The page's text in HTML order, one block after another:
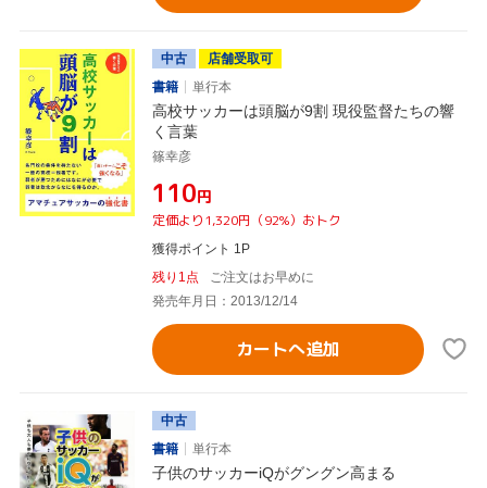
中古
店舗受取可
書籍
単行本
高校サッカーは頭脳が9割 現役監督たちの響
く言葉
篠幸彦
¥110円
定価より1,320円（92%）おトク
獲得ポイント 1P
残り1点
ご注文はお早めに
発売年月日：2013/12/14
カートへ追加
中古
書籍
単行本
子供のサッカーiQがグングン高まる